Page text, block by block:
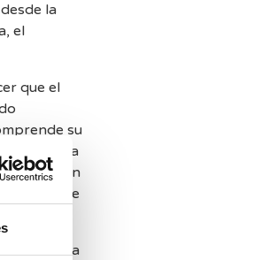
la
el
que el
su
de cada
con
realmente
la